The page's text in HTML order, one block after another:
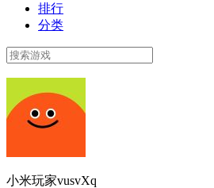
排行
分类
小米玩家vusvXq